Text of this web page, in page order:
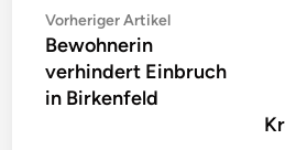
Beitragsnavigation
Vorheriger ArtikelVorheriger
Bewohnerin
verhindert Einbruch
in Birkenfeld